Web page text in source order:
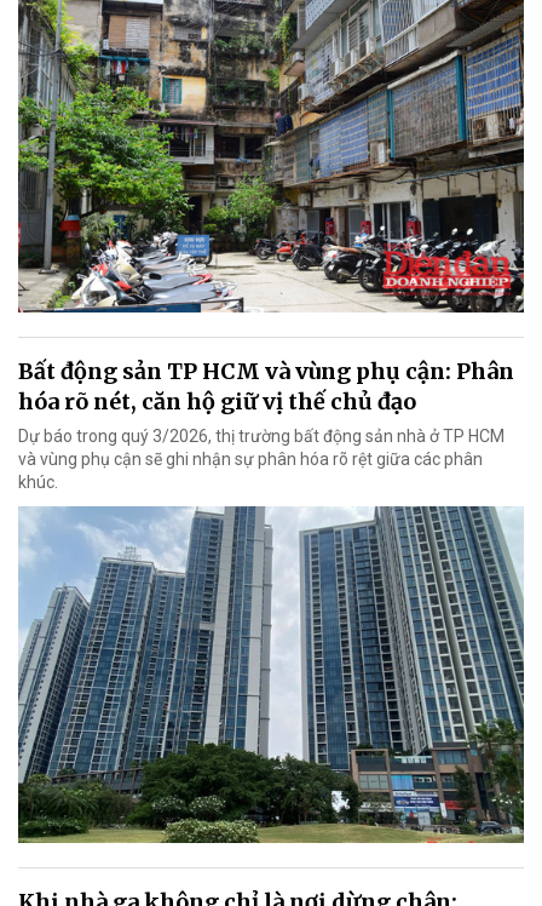
Bất động sản TP HCM và vùng phụ cận: Phân
hóa rõ nét, căn hộ giữ vị thế chủ đạo
Dự báo trong quý 3/2026, thị trường bất động sản nhà ở TP HCM
và vùng phụ cận sẽ ghi nhận sự phân hóa rõ rệt giữa các phân
khúc.